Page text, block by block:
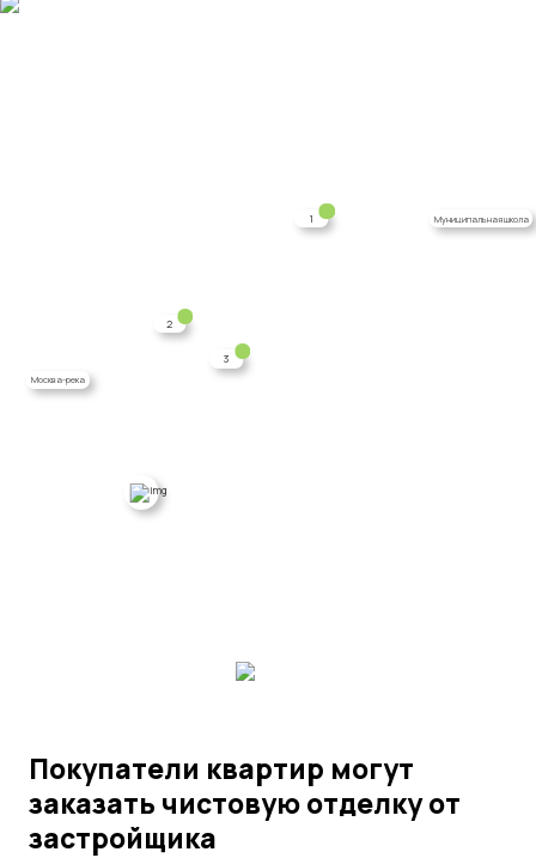
Москва-река
Муниципальная школа
2
1
3
Покупатели квартир могут
заказать чистовую отделку от
застройщика